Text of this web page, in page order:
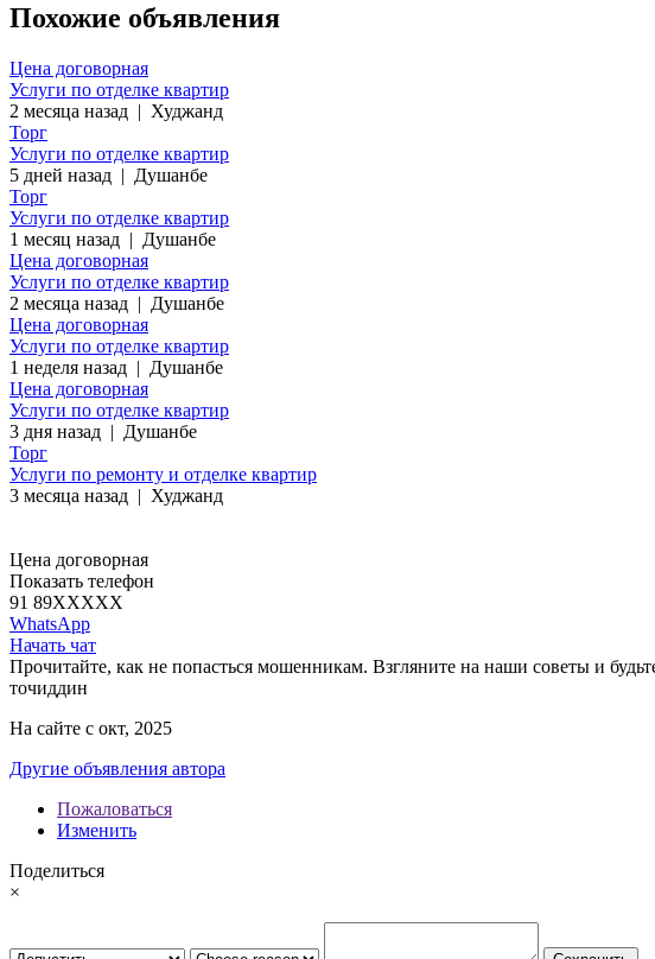
Похожие объявления
Цена договорная
Услуги по отделке квартир
2 месяца назад | Худжанд
Торг
Услуги по отделке квартир
5 дней назад | Душанбе
Торг
Услуги по отделке квартир
1 месяц назад | Душанбе
Цена договорная
Услуги по отделке квартир
2 месяца назад | Душанбе
Цена договорная
Услуги по отделке квартир
1 неделя назад | Душанбе
Цена договорная
Услуги по отделке квартир
3 дня назад | Душанбе
Торг
Услуги по ремонту и отделке квартир
3 месяца назад | Худжанд
Цена договорная
Показать телефон
91 89XXXXX
WhatsApp
Начать чат
Прочитайте, как не попасться мошенникам. Взгляните на наши советы и
точиддин
На сайте с окт, 2025
Другие объявления автора
Пожаловаться
Изменить
Поделиться
×